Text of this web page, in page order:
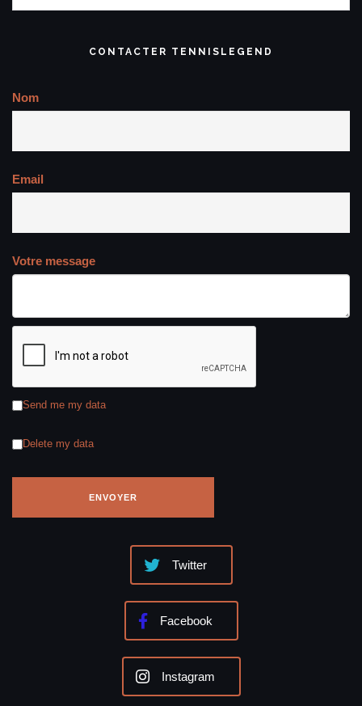
CONTACTER TENNISLEGEND
Nom
Email
Votre message
Send me my data
Delete my data
Twitter
Facebook
Instagram